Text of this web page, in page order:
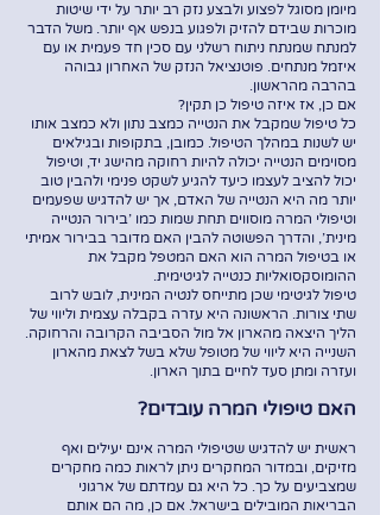
מיומן מסוגל לפצוע ולבצע נזק רב יותר על ידי שיטות
מוכרות שבידם להזיק ולפגוע בנפש אף יותר. משל הדבר
למנתח שמנתח ניתוח רשלני עם סכין חד פעמית או עם
איזמל מנתחים. פוטנציאל הנזק של האחרון גבוהה
בהרבה מהראשון.
אם כן, אז איזה טיפול כן תקין?
כל טיפול שמקבל את הנטייה כמצב נתון ולא כמצב אותו
יש לשנות במהלך הטיפול. כמובן, בתקופות ובגילאים
מסוימים הנטייה יכולה להיות רחוקה מהישג יד, וטיפול
יכול להציב לעצמו כיעד להגיע לשקט פנימי ולהבין טוב
יותר מה היא הנטייה של האדם, אך יש להדגיש שפעמים
וטיפולי המרה מוסווים תחת שמות כמו 'בירור הנטייה
מינית', והדרך הפשוטה להבין האם מדובר בבירור אמיתי
או בטיפול המרה הוא האם המטפל מקבל את
ההומוסקסואליות כנטייה לגיטימית.
טיפול לגיטימי שכן מתייחס לנטיה המינית, לובש לרוב
שתי צורות. הראשונה היא עזרה בקבלה עצמית וליווי של
הליך היצאה מהארון אל מול הסביבה הקרובה והרחוקה.
השנייה היא ליווי של מטופל שלא בשל לצאת מהארון
ועזרה ומתן סעד לחיים בתוך הארון.
האם טיפולי המרה עובדים?
ראשית יש להדגיש שטיפולי המרה אינם יעילים ואף
מזיקים, ובמדור המחקרים ניתן לראות כמה מחקרים
שמצביעים על כך. כל היא גם עמדתם של ארגוני
הבריאות המובילים בישראל. אם כן, מה הם אותם